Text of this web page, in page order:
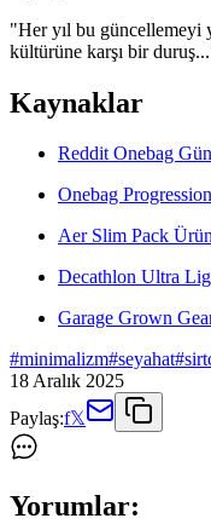
"Her yıl bu güncellemeyi
kültürüne karşı bir
Kaynaklar
Reddit Onebag
Onebag
Aer Slim Pack
Decathlon Ultra
Garage Grown
#minimalizm#seyahat#
18 Aralık 2025
Paylaş:f𝕏
Yorumlar: